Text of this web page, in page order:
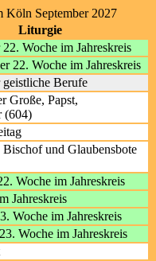
Köln September 2027
Liturgie
Woche im Jahreskreis
22. Woche im Jahreskreis
geistliche Berufe
Große, Papst,
(604)
und Glaubensbote
Woche im Jahreskreis
Jahreskreis
Woche im Jahreskreis
Woche im Jahreskreis